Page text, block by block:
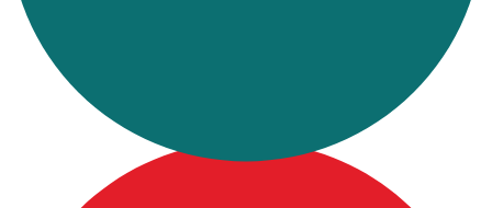
Makaleler
Çek Cumhuriyeti Komple Taşımacılık